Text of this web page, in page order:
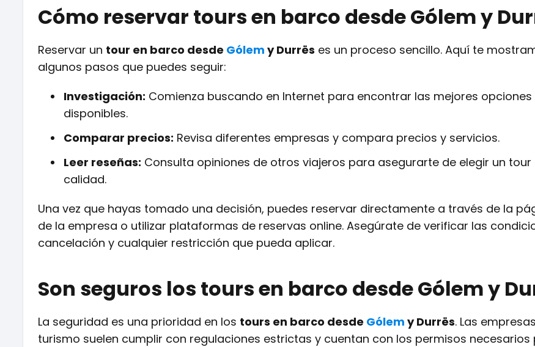
Cómo reservar tours en barco desde Gólem y
Reservar un tour en barco desde Gólem y Durrës es un proceso sencillo. Aquí te
algunos pasos que puedes seguir:
Investigación: Comienza buscando en Internet para encontrar las mejores opciones
disponibles.
Comparar precios: Revisa diferentes empresas y compara precios y servicios.
Leer reseñas: Consulta opiniones de otros viajeros para asegurarte de elegir un tour
calidad.
Una vez que hayas tomado una decisión, puedes reservar directamente a través de la
de la empresa o utilizar plataformas de reservas online. Asegúrate de verificar las
cancelación y cualquier restricción que pueda aplicar.
Son seguros los tours en barco desde Gólem y
La seguridad es una prioridad en los tours en barco desde Gólem y Durrës. Las
turismo suelen cumplir con regulaciones estrictas y cuentan con los permisos necesarios